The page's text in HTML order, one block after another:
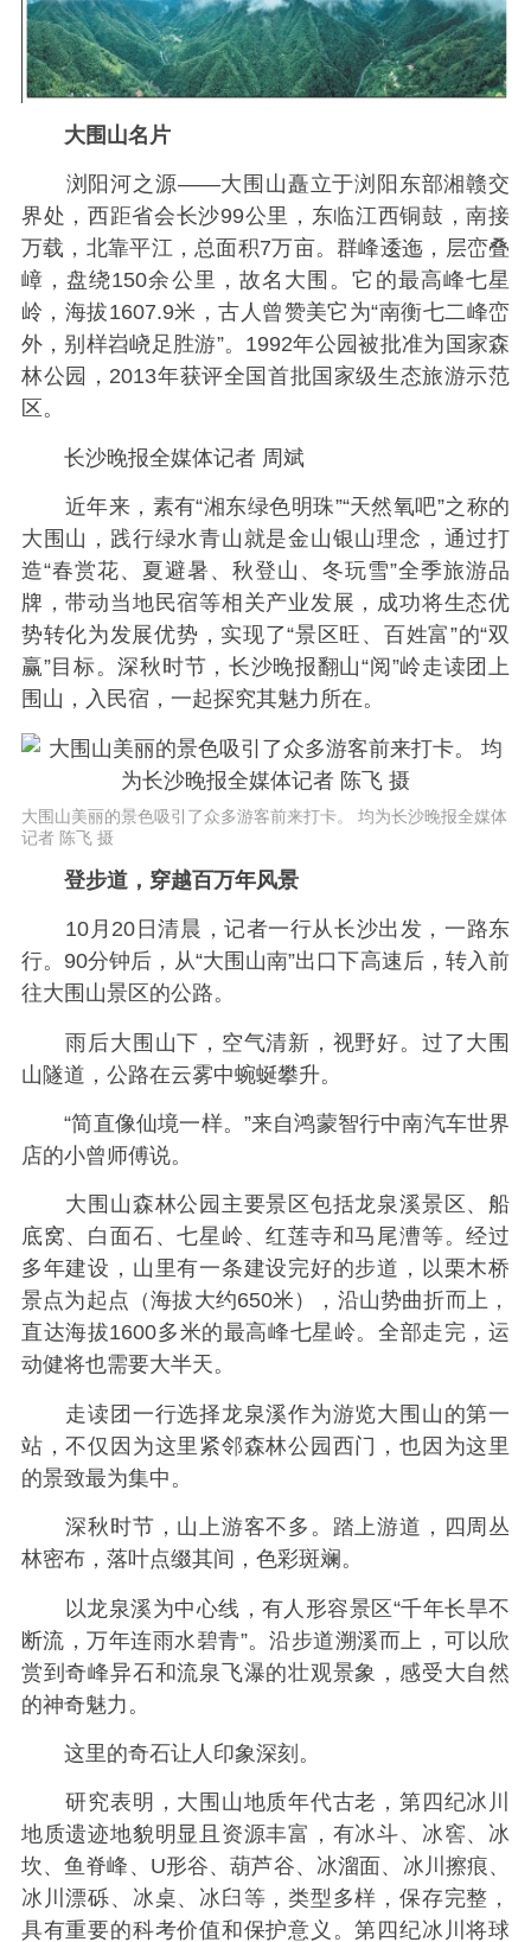
大围山名片
浏阳河之源——大围山矗立于浏阳东部湘赣交
界处，西距省会长沙99公里，东临江西铜鼓，南接
万载，北靠平江，总面积7万亩。群峰逶迤，层峦叠
嶂，盘绕150余公里，故名大围。它的最高峰七星
岭，海拔1607.9米，古人曾赞美它为“南衡七二峰峦
外，别样岧峣足胜游”。1992年公园被批准为国家森
林公园，2013年获评全国首批国家级生态旅游示范
区。
长沙晚报全媒体记者 周斌
近年来，素有“湘东绿色明珠”“天然氧吧”之称的
大围山，践行绿水青山就是金山银山理念，通过打
造“春赏花、夏避暑、秋登山、冬玩雪”全季旅游品
牌，带动当地民宿等相关产业发展，成功将生态优
势转化为发展优势，实现了“景区旺、百姓富”的“双
赢”目标。深秋时节，长沙晚报翻山“阅”岭走读团上
围山，入民宿，一起探究其魅力所在。
大围山美丽的景色吸引了众多游客前来打卡。 均为长沙晚报全媒体
记者 陈飞 摄
登步道，穿越百万年风景
10月20日清晨，记者一行从长沙出发，一路东
行。90分钟后，从“大围山南”出口下高速后，转入前
往大围山景区的公路。
雨后大围山下，空气清新，视野好。过了大围
山隧道，公路在云雾中蜿蜒攀升。
“简直像仙境一样。”来自鸿蒙智行中南汽车世界
店的小曾师傅说。
大围山森林公园主要景区包括龙泉溪景区、船
底窝、白面石、七星岭、红莲寺和马尾漕等。经过
多年建设，山里有一条建设完好的步道，以栗木桥
景点为起点（海拔大约650米），沿山势曲折而上，
直达海拔1600多米的最高峰七星岭。全部走完，运
动健将也需要大半天。
走读团一行选择龙泉溪作为游览大围山的第一
站，不仅因为这里紧邻森林公园西门，也因为这里
的景致最为集中。
深秋时节，山上游客不多。踏上游道，四周丛
林密布，落叶点缀其间，色彩斑斓。
以龙泉溪为中心线，有人形容景区“千年长旱不
断流，万年连雨水碧青”。沿步道溯溪而上，可以欣
赏到奇峰异石和流泉飞瀑的壮观景象，感受大自然
的神奇魅力。
这里的奇石让人印象深刻。
研究表明，大围山地质年代古老，第四纪冰川
地质遗迹地貌明显且资源丰富，有冰斗、冰窖、冰
坎、鱼脊峰、U形谷、葫芦谷、冰溜面、冰川擦痕、
冰川漂砾、冰桌、冰臼等，类型多样，保存完整，
具有重要的科考价值和保护意义。第四纪冰川将球